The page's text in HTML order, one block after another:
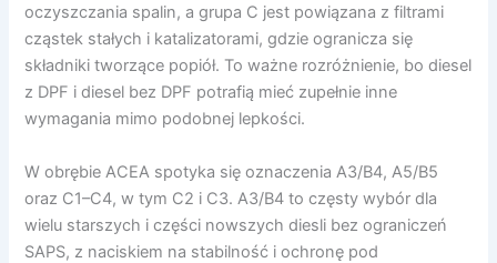
oczyszczania spalin, a grupa C jest powiązana z filtrami
cząstek stałych i katalizatorami, gdzie ogranicza się
składniki tworzące popiół. To ważne rozróżnienie, bo diesel
z DPF i diesel bez DPF potrafią mieć zupełnie inne
wymagania mimo podobnej lepkości.
W obrębie ACEA spotyka się oznaczenia A3/B4, A5/B5
oraz C1–C4, w tym C2 i C3. A3/B4 to częsty wybór dla
wielu starszych i części nowszych diesli bez ograniczeń
SAPS, z naciskiem na stabilność i ochronę pod